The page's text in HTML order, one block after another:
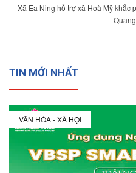
Xã Ea Ning hỗ trợ xã Hoà Mỹ khắc
TIN MỚI NHẤT
VĂN HÓA - XÃ HỘI